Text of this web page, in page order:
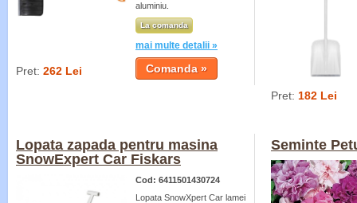
aluminiu.
La comanda
mai multe detalii »
Pret: 262 Lei
Pret: 182 Lei
Lopata zapada pentru masina
SnowExpert Car Fiskars
Cod: 6411501430724
Lopata SnowXpert Car lamei
Seminte